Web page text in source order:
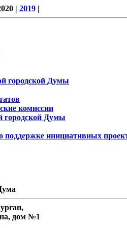
| 2019 |
городской Думы
комиссии
городской Думы
поддержке инициативных
дом №1